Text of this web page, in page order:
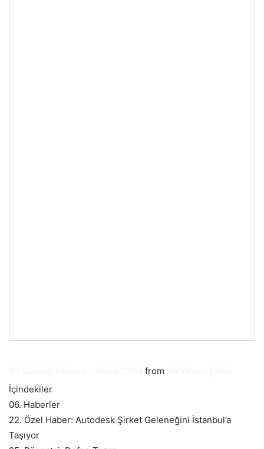
from
İçindekiler
06. Haberler
22. Özel Haber: Autodesk Şirket Geleneğini İstanbul’a
Taşıyor